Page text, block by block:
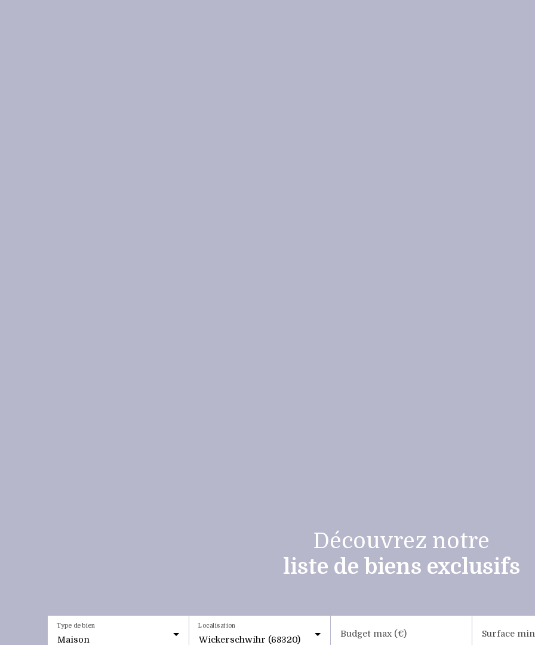
Découvrez notre
liste de biens exclusifs
Maison
Type de bien
Wickerschwihr (68320)
Localisation
Budget max (€) Surface